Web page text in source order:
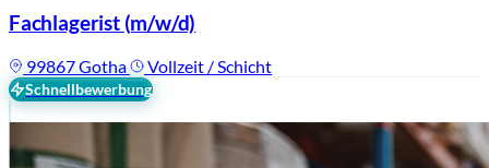
Fachlagerist (m/w/d)
99867 Gotha Vollzeit / Schicht
Schnellbewerbung